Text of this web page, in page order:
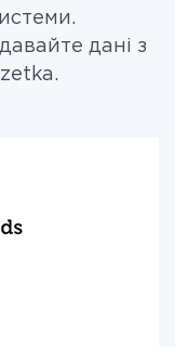
дані з